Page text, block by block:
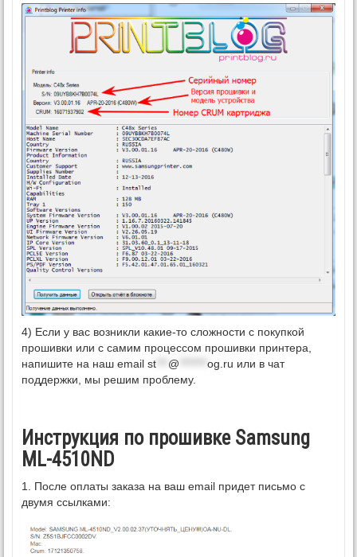
4) Если у вас возникли какие-то сложности с покупкой
прошивки или с самим процессом прошивки принтера,
напишите на наш email st @ og.ru или в чат
поддержки, мы решим проблему.
Инструкция по прошивке Samsung
ML-4510ND
1. После оплаты заказа на ваш email придет письмо с
двумя ссылками: